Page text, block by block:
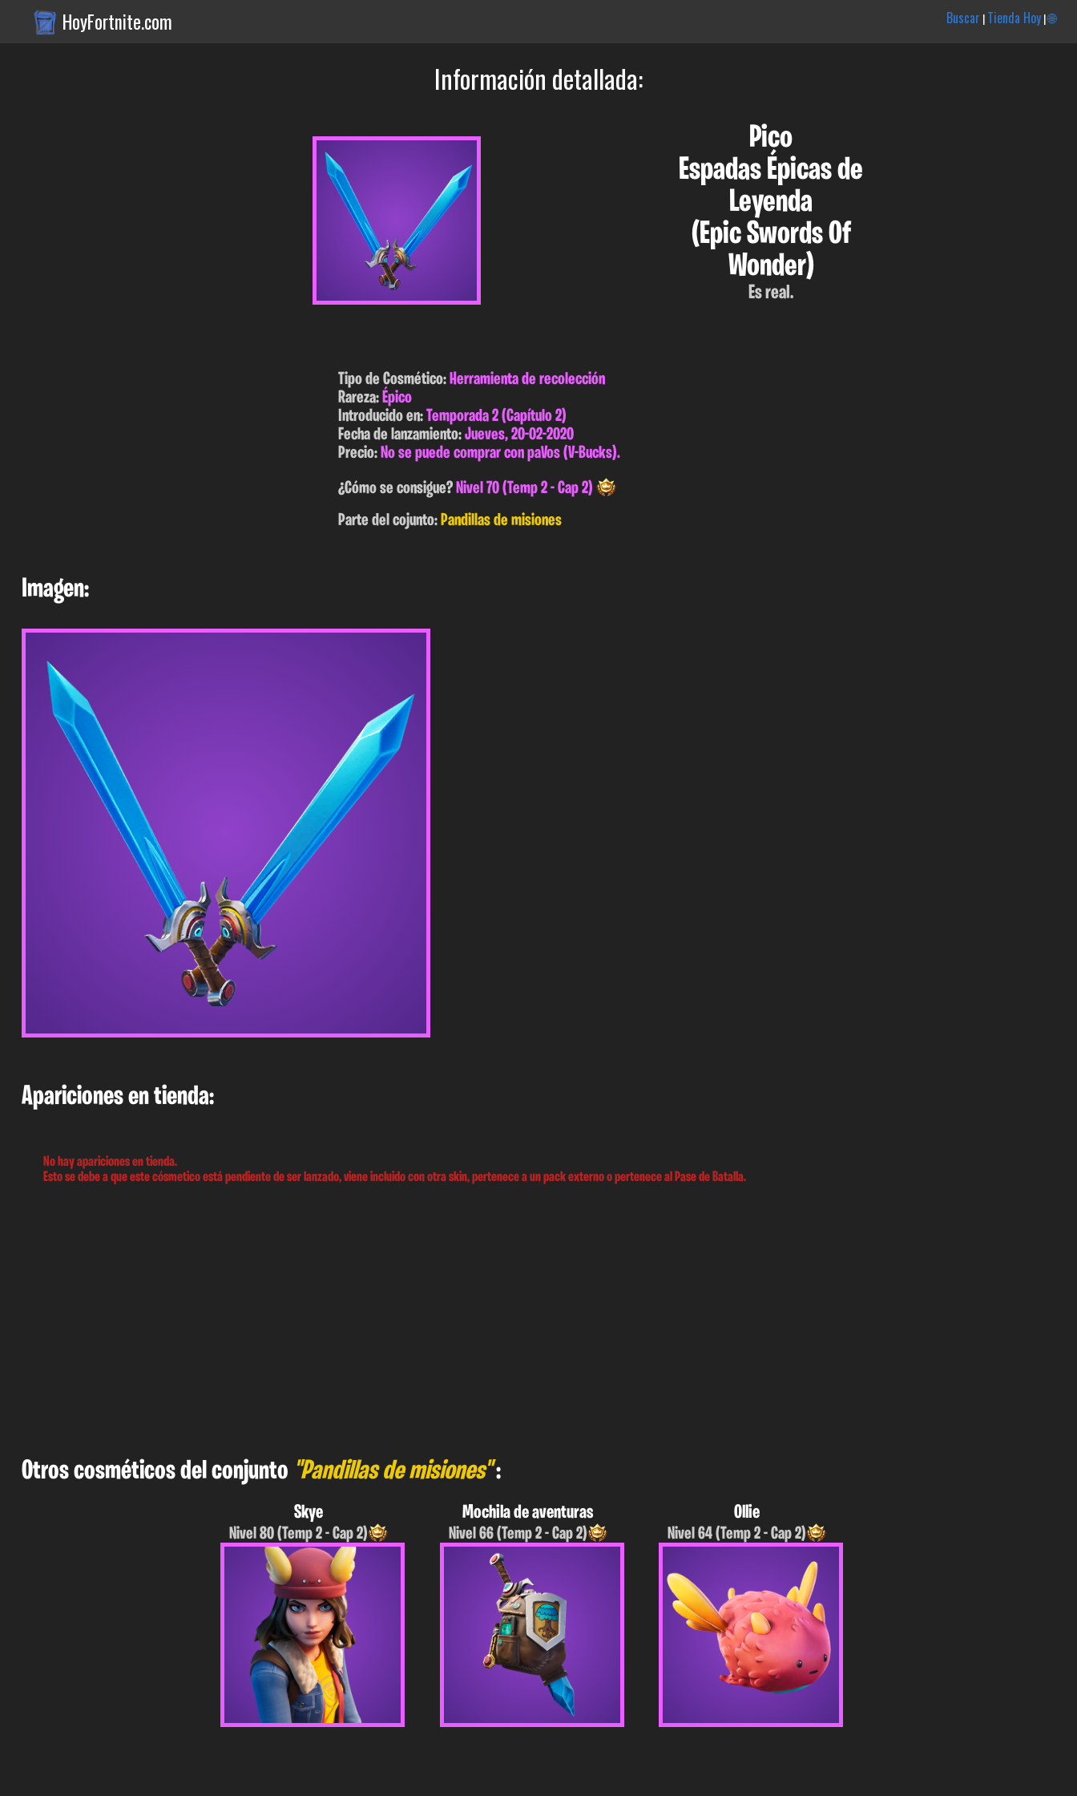
HoyFortnite.com Buscar |Tienda Hoy|🌐
Información detallada:
Pico
Espadas Épicas de
Leyenda
(Epic Swords Of
Wonder)
Es real.
Tipo de Cosmético:Herramienta de recolección
Rareza:Épico
Introducido en:Temporada 2 (Capítulo 2)
Fecha de lanzamiento:Jueves, 20-02-2020
Precio:No se puede comprar con paVos (V-Bucks).
¿Cómo se consigue?Nivel 70 (Temp 2 - Cap 2)
Parte del cojunto:Pandillas de misiones
Imagen:
Apariciones en tienda:
No hay apariciones en tienda.
Esto se debe a que este cósmetico está pendiente de ser lanzado, viene incluido con otra skin, pertenece a un pack externo o pertenece al Pase de Batalla.
Otros cosméticos del conjunto "Pandillas de misiones":
Skye
Nivel 80 (Temp 2 - Cap 2)
Mochila de aventuras
Nivel 66 (Temp 2 - Cap 2)
Ollie
Nivel 64 (Temp 2 - Cap 2)